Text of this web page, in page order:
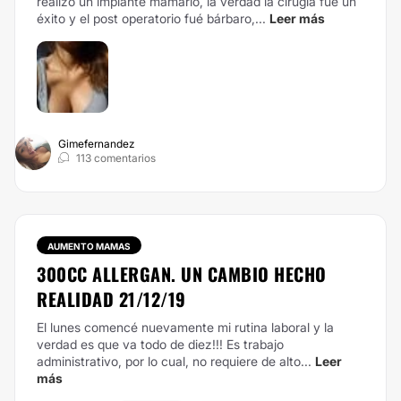
éxito y el post operatorio fué bárbaro,... Leer más
Gimefernandez
113 comentarios
AUMENTO MAMAS
300CC ALLERGAN. UN CAMBIO HECHO
REALIDAD 21/12/19
El lunes comencé nuevamente mi rutina laboral y la
verdad es que va todo de diez!!! Es trabajo
administrativo, por lo cual, no requiere de alto... Leer
más